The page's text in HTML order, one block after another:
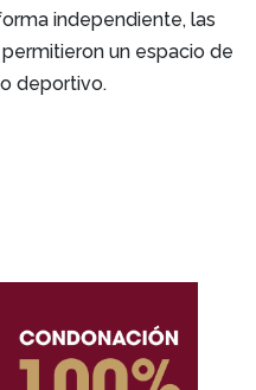
independiente, las
un espacio de
deportivo.